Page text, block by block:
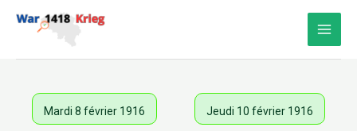
Mardi 8 février 1916 Jeudi 10 février 1916